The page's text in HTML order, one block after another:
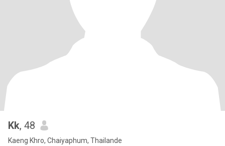
Kk, 48
Kaeng Khro, Chaiyaphum, Thailande